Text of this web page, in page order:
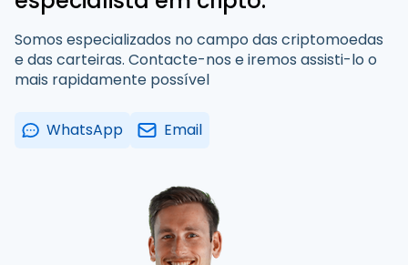
Somos especializados no campo das criptomoedas
e das carteiras. Contacte-nos e iremos assisti-lo o
mais rapidamente possível
WhatsApp Email